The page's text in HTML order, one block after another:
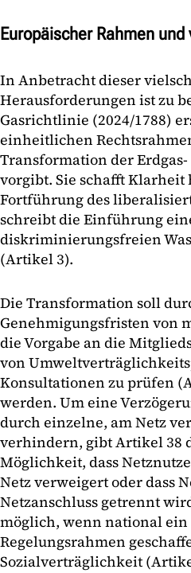
Europäischer Rahmen
In Anbetracht dieser
Herausforderungen ist zu
Gasrichtlinie (2024/1788)
einheitlichen
Transformation der
vorgibt. Sie schafft
Fortführung des
schreibt die Einführung
diskriminierungsfreien
(Artikel 3).
Die Transformation soll
Genehmigungsfristen von
die Vorgabe an die
von
Konsultationen zu prüfen
werden. Um eine
durch einzelne, am Netz
verhindern, gibt Artikel 38
Möglichkeit, dass
Netz verweigert oder dass
Netzanschluss getrennt
möglich, wenn national
Regelungsrahmen
Sozialverträglichkeit